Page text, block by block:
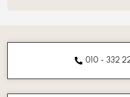
010 - 332